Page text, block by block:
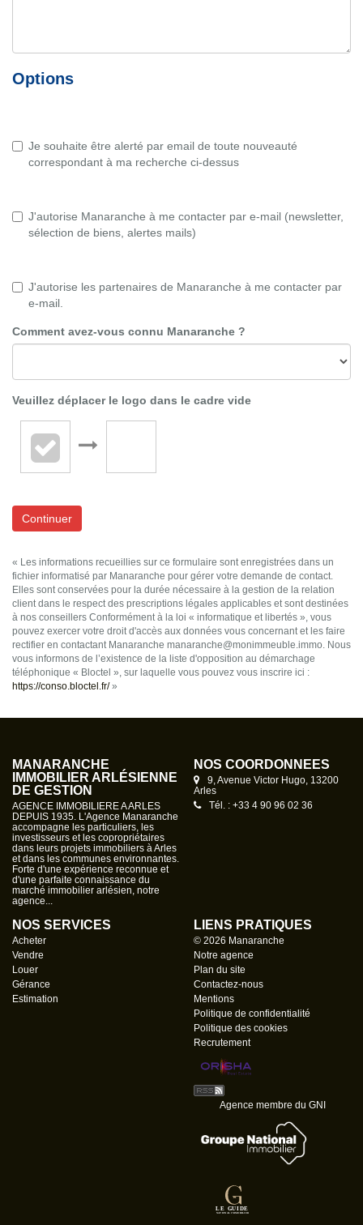
Options
Je souhaite être alerté par email de toute nouveauté
correspondant à ma recherche ci-dessus
J'autorise Manaranche à me contacter par e-mail (newsletter,
sélection de biens, alertes mails)
J'autorise les partenaires de Manaranche à me contacter par
e-mail.
Comment avez-vous connu Manaranche ?
Veuillez déplacer le logo dans le cadre vide
Continuer
« Les informations recueillies sur ce formulaire sont enregistrées dans un
fichier informatisé par Manaranche pour gérer votre demande de contact.
Elles sont conservées pour la durée nécessaire à la gestion de la relation
client dans le respect des prescriptions légales applicables et sont destinées
à nos conseillers Conformément à la loi « informatique et libertés », vous
pouvez exercer votre droit d'accès aux données vous concernant et les faire
rectifier en contactant Manaranche manaranche@monimmeuble.immo. Nous
vous informons de l’existence de la liste d'opposition au démarchage
téléphonique « Bloctel », sur laquelle vous pouvez vous inscrire ici :
https://conso.bloctel.fr/»
MANARANCHE
IMMOBILIER ARLÉSIENNE
DE GESTION
AGENCE IMMOBILIERE A ARLES
DEPUIS 1935. L'Agence Manaranche
accompagne les particuliers, les
investisseurs et les copropriétaires
dans leurs projets immobiliers à Arles
et dans les communes environnantes.
Forte d'une expérience reconnue et
d'une parfaite connaissance du
marché immobilier arlésien, notre
agence...
NOS COORDONNÉES
9, Avenue Victor Hugo, 13200
Arles
Tél. : +33 4 90 96 02 36
NOS SERVICES
Acheter
Vendre
Louer
Gérance
Estimation
LIENS PRATIQUES
© 2026 Manaranche
Notre agence
Plan du site
Contactez-nous
Mentions
Politique de confidentialité
Politique des cookies
Recrutement
Agence membre du GNI